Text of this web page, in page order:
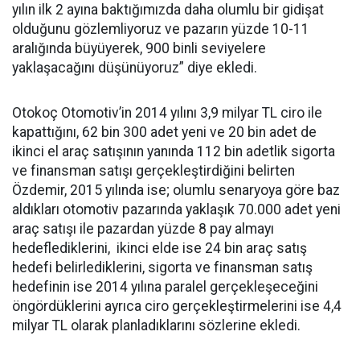
yılın ilk 2 ayına baktığımızda daha olumlu bir gidişat
olduğunu gözlemliyoruz ve pazarın yüzde 10-11
aralığında büyüyerek, 900 binli seviyelere
yaklaşacağını düşünüyoruz” diye ekledi.
Otokoç Otomotiv’in 2014 yılını 3,9 milyar TL ciro ile
kapattığını, 62 bin 300 adet yeni ve 20 bin adet de
ikinci el araç satışının yanında 112 bin adetlik sigorta
ve finansman satışı gerçekleştirdiğini belirten
Özdemir, 2015 yılında ise; olumlu senaryoya göre baz
aldıkları otomotiv pazarında yaklaşık 70.000 adet yeni
araç satışı ile pazardan yüzde 8 pay almayı
hedeflediklerini, ikinci elde ise 24 bin araç satış
hedefi belirlediklerini, sigorta ve finansman satış
hedefinin ise 2014 yılına paralel gerçekleşeceğini
öngördüklerini ayrıca ciro gerçekleştirmelerini ise 4,4
milyar TL olarak planladıklarını sözlerine ekledi.